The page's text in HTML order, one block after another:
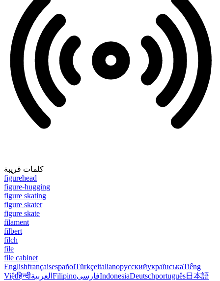
كلمات قريبة
figurehead
figure-hugging
figure skating
figure skater
figure skate
filament
filbert
filch
file
file cabinet
EnglishfrançaisespañolTürkçeitalianoрусскийукраїнськаTiếng
Việtहिन्दीالعربية FilipinoفارسیIndonesiaDeutschportuguês日本語